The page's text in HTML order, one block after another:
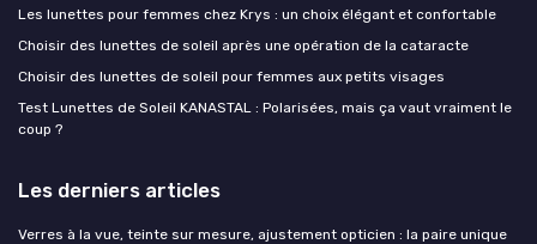
Les lunettes pour femmes chez Krys : un choix élégant et confortable
Choisir des lunettes de soleil après une opération de la cataracte
Choisir des lunettes de soleil pour femmes aux petits visages
Test Lunettes de Soleil KANASTAL : Polarisées, mais ça vaut vraiment le
coup ?
Les derniers articles
Verres à la vue, teinte sur mesure, ajustement opticien : la paire unique